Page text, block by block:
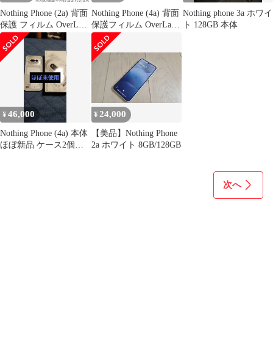
Nothing Phone (2a) 背面
保護 フィルム OverLay
FLEX 高光沢 ナッシン
グ スマホ用保護フィル
ム 本体保護フィルム 曲
面対応 透明
Nothing Phone (4a) 背面
保護フィルム OverLay
9H Plus for ナッシング
フォン スマホ 9H高硬
度 さらさら手触り反射
防止
Nothing phone 3a ホワイ
ト 128GB 本体
¥46,000
Nothing Phone (4a) 本体
ほぼ新品 ケース2個付
¥24,000
【美品】Nothing Phone
2a ホワイト 8GB/128GB
次へ